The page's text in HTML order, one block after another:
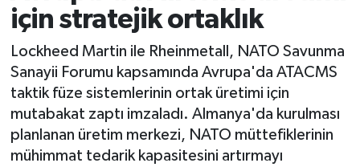
için stratejik ortaklık
Lockheed Martin ile Rheinmetall, NATO Savunma
Sanayii Forumu kapsamında Avrupa'da ATACMS
taktik füze sistemlerinin ortak üretimi için
mutabakat zaptı imzaladı. Almanya'da kurulması
planlanan üretim merkezi, NATO müttefiklerinin
mühimmat tedarik kapasitesini artırmayı